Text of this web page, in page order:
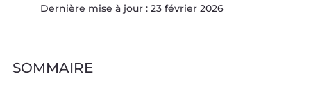
SOMMAIRE
Dernière mise à jour : 23 février 2026